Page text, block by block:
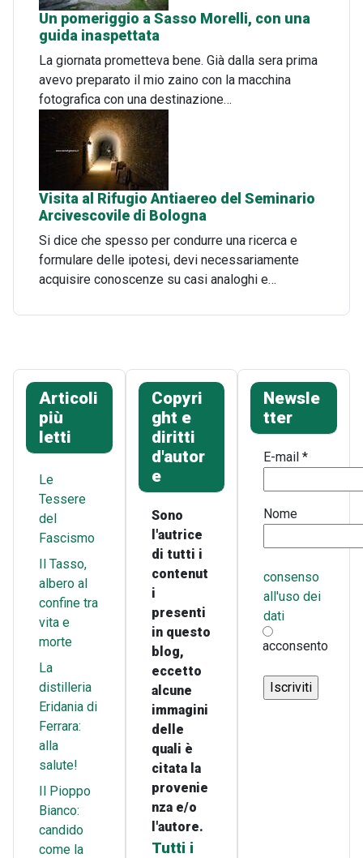
Un pomeriggio a Sasso Morelli, con una
guida inaspettata
La giornata prometteva bene. Già dalla sera prima
avevo preparato il mio zaino con la macchina
fotografica con una destinazione…
Visita al Rifugio Antiaereo del Seminario
Arcivescovile di Bologna
Si dice che spesso per condurre una ricerca e
formulare delle ipotesi, devi necessariamente
acquisire conoscenze su casi analoghi e…
Articoli
più
letti
Le
Tessere
del
Fascismo
Il Tasso,
albero al
confine tra
vita e
morte
La
distilleria
Eridania di
Ferrara:
alla
salute!
Il Pioppo
Bianco:
candido
come la
Copyri
ght e
diritti
d'autor
e
Sono
l'autrice
di tutti i
contenut
i
presenti
in questo
blog,
eccetto
alcune
immagini
delle
quali è
citata la
provenie
nza e/o
l'autore.
Tutti i
Newsle
tter
E-mail*
Nome
consenso
all'uso dei
dati
acconsento